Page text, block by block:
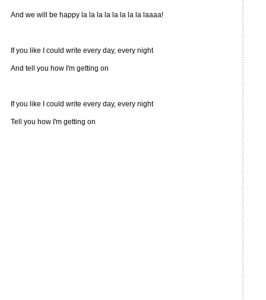
And we will be happy la la la la la la la la laaaa!
If you like I could write every day, every night
And tell you how I'm getting on
If you like I could write every day, every night
Tell you how I'm getting on